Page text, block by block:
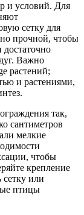
и условий. Для
сетку для
прочной, чтобы
достаточно
Важно
растений;
и растениями,
так,
сантиметров
мелкие
чтобы
крепление
сетку или
птицы